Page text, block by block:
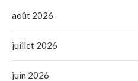
août 2026
juillet 2026
juin 2026